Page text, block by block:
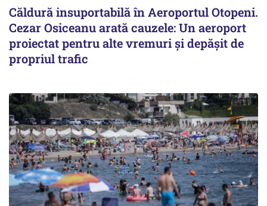
Căldură insuportabilă în Aeroportul Otopeni.
Cezar Osiceanu arată cauzele: Un aeroport
proiectat pentru alte vremuri și depășit de
propriul trafic